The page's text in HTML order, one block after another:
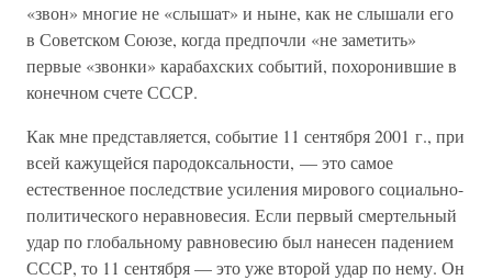
«звон» многие не «слышат» и ныне, как не слышали его
в Советском Союзе, когда предпочли «не заметить»
первые «звонки» карабахских событий, похоронившие в
конечном счете СССР.
Как мне представляется, событие 11 сентября 2001 г., при
всей кажущейся пародоксальности, — это самое
естественное последствие усиления мирового социально-
политического неравновесия. Если первый смертельный
удар по глобальному равновесию был нанесен падением
СССР, то 11 сентября — это уже второй удар по нему. Он